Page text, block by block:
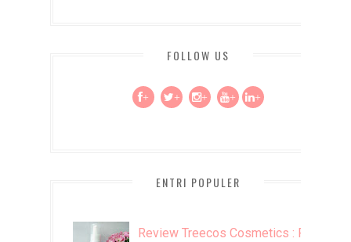
FOLLOW US
+ + + + +
ENTRI POPULER
Review Treecos Cosmetics : FW